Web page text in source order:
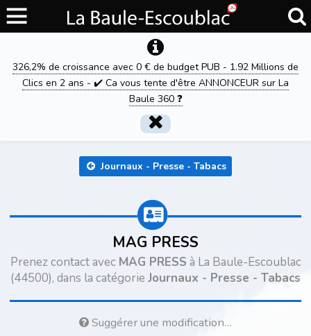
326,2% de croissance avec 0 € de budget PUB - 1.92 Millions de
Clics en 2 ans - ✔️ Ca vous tente d'être ANNONCEUR sur La
Baule 360 ❓
Journaux - Presse - Tabacs
MAG PRESS
Prenez contact avec MAG PRESS à La Baule-Escoublac
(44500), dans la catégorie Journaux - Presse - Tabacs
Suggérer une modification…